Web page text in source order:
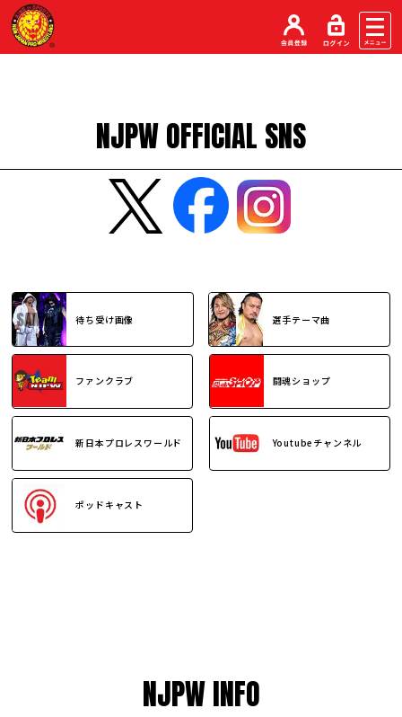
NJPW OFFICIAL SNS
待ち受け画像 選手テーマ曲
ファンクラブ 闘魂ショップ
新日本プロレスワールド Youtubeチャンネル
ポッドキャスト
NJPW INFO